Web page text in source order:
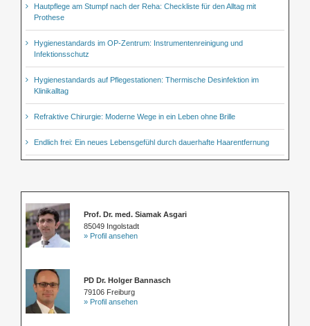
Hautpflege am Stumpf nach der Reha: Checkliste für den Alltag mit
Prothese
Hygienestandards im OP-Zentrum: Instrumentenreinigung und
Infektionsschutz
Hygienestandards auf Pflegestationen: Thermische Desinfektion im
Klinikalltag
Refraktive Chirurgie: Moderne Wege in ein Leben ohne Brille
Endlich frei: Ein neues Lebensgefühl durch dauerhafte Haarentfernung
Prof. Dr. med. Siamak Asgari
85049 Ingolstadt
» Profil ansehen
PD Dr. Holger Bannasch
79106 Freiburg
» Profil ansehen